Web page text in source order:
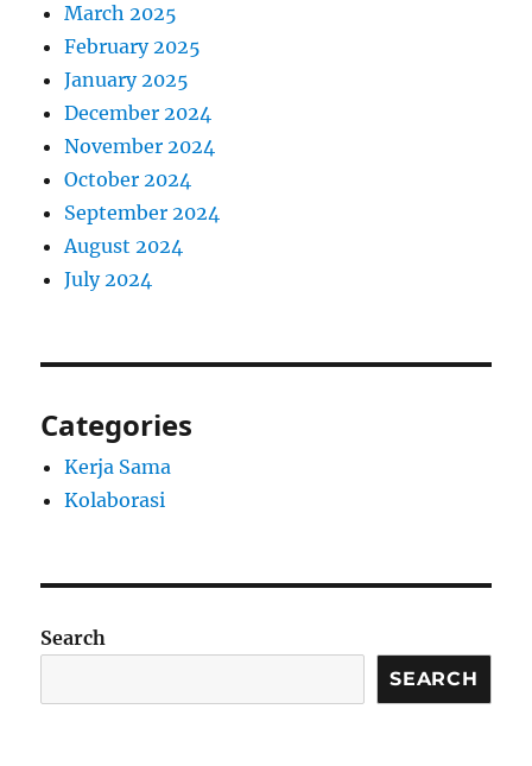
March 2025
February 2025
January 2025
December 2024
November 2024
October 2024
September 2024
August 2024
July 2024
Categories
Kerja Sama
Kolaborasi
Search
SEARCH